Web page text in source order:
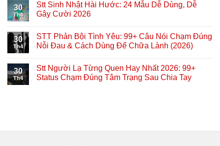
30
Th4
Stt Sinh Nhật Hài Hước: 24 Mẫu Dễ Dùng, Dễ
Gây Cười 2026
30
Th4
STT Phản Bội Tình Yêu: 99+ Câu Nói Chạm Đúng
Nỗi Đau & Cách Dùng Để Chữa Lành (2026)
30
Th4
Stt Người Lạ Từng Quen Hay Nhất 2026: 99+
Status Chạm Đúng Tâm Trạng Sau Chia Tay